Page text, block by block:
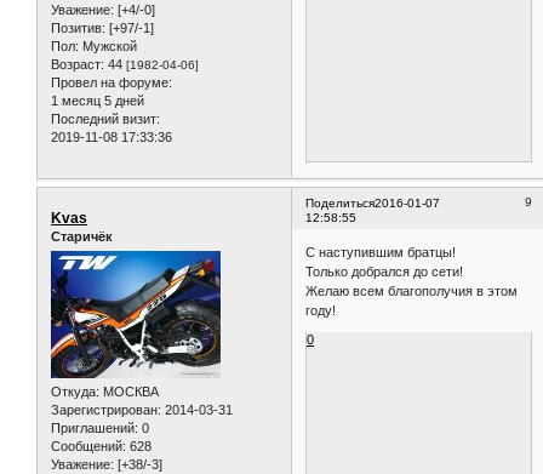
Уважение: [+4/-0]
Позитив: [+97/-1]
Пол: Мужской
Возраст: 44 [1982-04-06]
Провел на форуме:
1 месяц 5 дней
Последний визит:
2019-11-08 17:33:36
Поделиться 9
2016-01-07
12:58:55
Kvas
Старичёк
Откуда: МОСКВА
Зарегистрирован: 2014-03-31
Приглашений: 0
Сообщений: 628
Уважение: [+38/-3]
С наступившим братцы!
Только добрался до сети!
Желаю всем благополучия в этом
году!
0